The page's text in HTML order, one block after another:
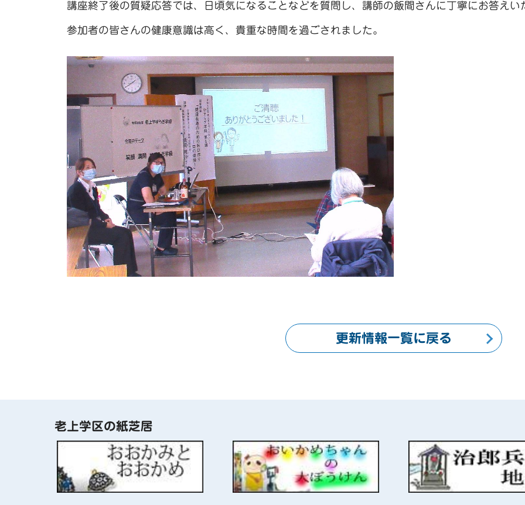
講座終了後の質疑応答では、日頃気になることなどを質問し、講師の飯間さんに丁寧にお答えい
参加者の皆さんの健康意識は高く、貴重な時間を過ごされました。
更新情報一覧に戻る
老上学区の紙芝居